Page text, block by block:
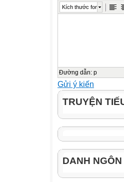
Kích thước font
Đường dẫn: p
Gửi ý kiến
TRUYỆN
DANH